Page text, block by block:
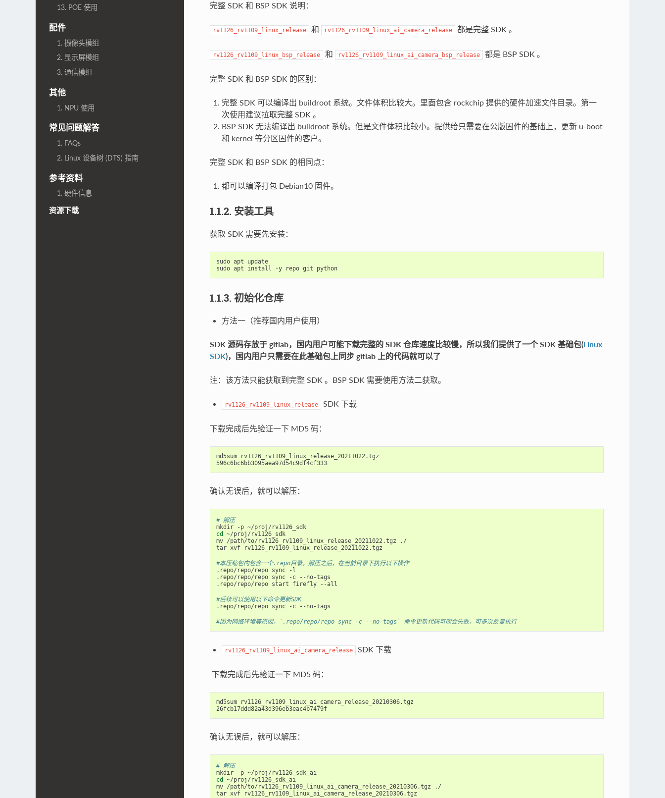
13. POE 使用
配件
1. 摄像头模组
2. 显示屏模组
3. 通信模组
其他
1. NPU 使用
常见问题解答
1. FAQs
2. Linux 设备树 (DTS) 指南
参考资料
1. 硬件信息
资源下载
完整 SDK 和 BSP SDK 说明：
rv1126_rv1109_linux_release 和 rv1126_rv1109_linux_ai_camera_release 都是完整 SDK 。
rv1126_rv1109_linux_bsp_release 和 rv1126_rv1109_linux_ai_camera_bsp_release 都是 BSP SDK 。
完整 SDK 和 BSP SDK 的区别：
完整 SDK 可以编译出 buildroot 系统。文件体积比较大。里面包含 rockchip 提供的硬件加速文件目录。第一
次使用建议拉取完整 SDK 。
BSP SDK 无法编译出 buildroot 系统。但是文件体积比较小。提供给只需要在公版固件的基础上，更新 u-boot
和 kernel 等分区固件的客户。
完整 SDK 和 BSP SDK 的相同点：
都可以编译打包 Debian10 固件。
1.1.2. 安装工具
获取 SDK 需要先安装：
sudo apt
update
sudo apt install -y repo git python
1.1.3. 初始化仓库
方法一（推荐国内用户使用）
SDK 源码存放于 gitlab，国内用户可能下载完整的 SDK 仓库速度比较慢，所以我们提供了一个 SDK 基础包(Linux
SDK)，国内用户只需要在此基础包上同步 gitlab 上的代码就可以了
注：该方法只能获取到完整 SDK 。BSP SDK 需要使用方法二获取。
rv1126_rv1109_linux_release SDK 下载
下载完成后先验证一下 MD5 码：
md5sum rv1126_rv1109_linux_release_20211022.tgz
596c6bc6bb3095aea97d54c9df4cf333
确认无误后，就可以解压：
# 解压
mkdir -p ~/proj/rv1126_sdk
cd
~/proj/rv1126_sdk
mv /path/to/rv1126_rv1109_linux_release_20211022.tgz ./
tar xvf rv1126_rv1109_linux_release_20211022.tgz
#本压缩包内包含一个.repo目录，解压之后，在当前目录下执行以下操作
.repo/repo/repo sync -l
.repo/repo/repo sync -c --no-tags
.repo/repo/repo start firefly --all
#后续可以使用以下命令更新SDK
.repo/repo/repo sync -c --no-tags
#因为网络环境等原因，`.repo/repo/repo sync -c --no-tags` 命令更新代码可能会失败，可多次反复执行
rv1126_rv1109_linux_ai_camera_release SDK 下载
​ 下载完成后先验证一下 MD5 码：
md5sum rv1126_rv1109_linux_ai_camera_release_20210306.tgz
26fcb17ddd82a43d396eb3eac4b7479f
确认无误后，就可以解压：
# 解压
mkdir -p ~/proj/rv1126_sdk_ai
cd
~/proj/rv1126_sdk_ai
mv /path/to/rv1126_rv1109_linux_ai_camera_release_20210306.tgz ./
tar xvf rv1126_rv1109_linux_ai_camera_release_20210306.tgz